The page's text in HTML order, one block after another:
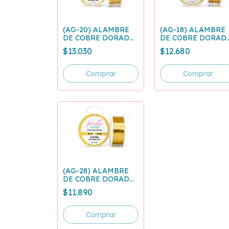
(AG-20) ALAMBRE
DE COBRE DORADO
GA 20 - 0.81 mm x
11.2 m
$13.030
(AG-18) ALAMBRE
DE COBRE
GA 18 - 1.02 mm x 5
m
$12.680
(AG-28) ALAMBRE
DE COBRE DORADO
GA 28 - 0.33 mm x 46
m
$11.890